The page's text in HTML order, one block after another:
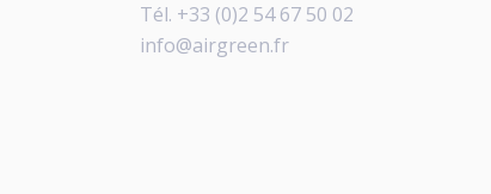
Tél. +33 (0)2 54 67 50 02
info@airgreen.fr